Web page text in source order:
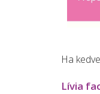
Ha
Lívia